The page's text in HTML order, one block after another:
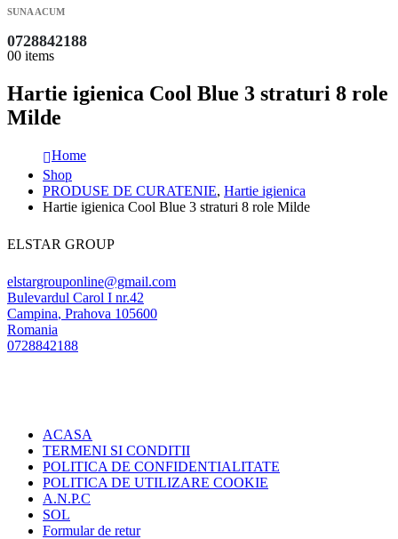
SUNA ACUM
0728842188
00 items
Hartie igienica Cool Blue 3 straturi 8 role
Milde
Home
Shop
PRODUSE DE CURATENIE, Hartie igienica
Hartie igienica Cool Blue 3 straturi 8 role Milde
ELSTAR GROUP
elstargrouponline@gmail.com
Bulevardul Carol I nr.42
Campina, Prahova 105600
Romania
0728842188
ACASA
TERMENI SI CONDITII
POLITICA DE CONFIDENTIALITATE
POLITICA DE UTILIZARE COOKIE
A.N.P.C
SOL
Formular de retur